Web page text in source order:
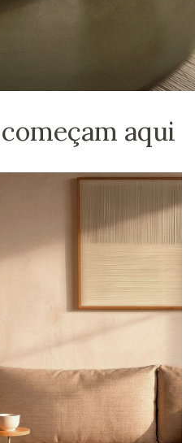
aqui